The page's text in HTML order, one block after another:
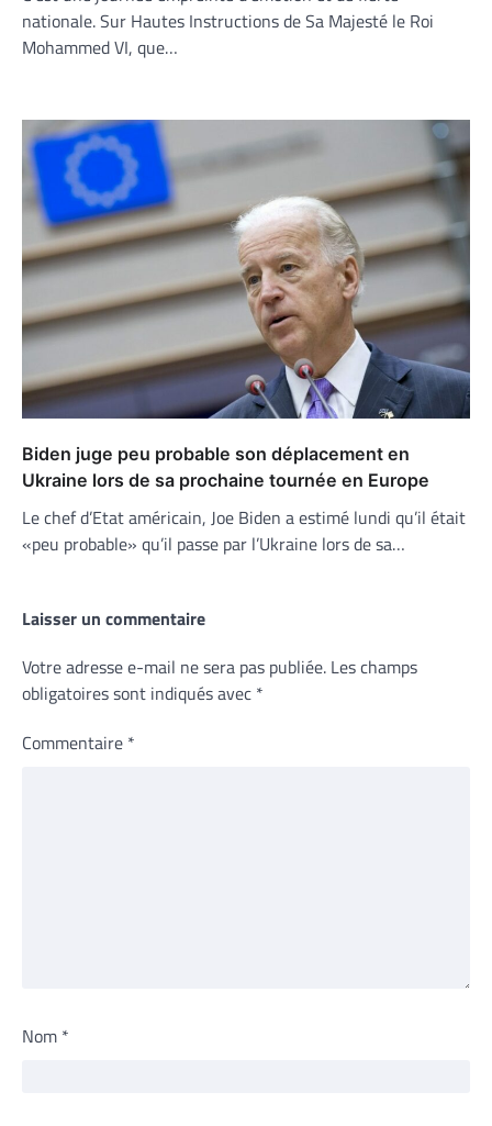
nationale. Sur Hautes Instructions de Sa Majesté le Roi
Mohammed VI, que…
Biden juge peu probable son déplacement en
Ukraine lors de sa prochaine tournée en Europe
Le chef d’Etat américain, Joe Biden a estimé lundi qu’il était
«peu probable» qu’il passe par l’Ukraine lors de sa…
Laisser un commentaire
Votre adresse e-mail ne sera pas publiée. Les champs
obligatoires sont indiqués avec *
Commentaire *
Nom *